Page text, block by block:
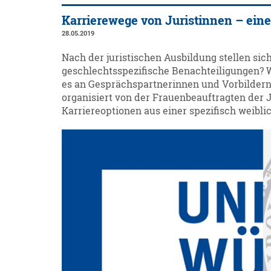
Karrierewege von Juristinnen –
28.05.2019
Nach der juristischen Ausbildung stellen
geschlechtsspezifische Benachteiligungen?
es an Gesprächspartnerinnen und
organisiert von der Frauenbeauftragten der
Karriereoptionen aus einer spezifisch